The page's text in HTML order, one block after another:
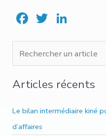
F
e
b
o
T
it
te
r
ke
dI
n
e
c
e
r
Articles récents
Le bilan intermédiaire kiné
d’affaires